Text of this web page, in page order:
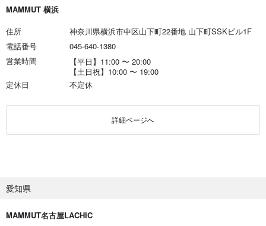
MAMMUT 横浜
住所
神奈川県横浜市中区山下町22番地 山下町SSKビル1F
電話番号
045-640-1380
営業時間
【平日】11:00 〜 20:00
【土日祝】10:00 〜 19:00
定休日
不定休
詳細ページへ
愛知県
MAMMUT名古屋LACHIC